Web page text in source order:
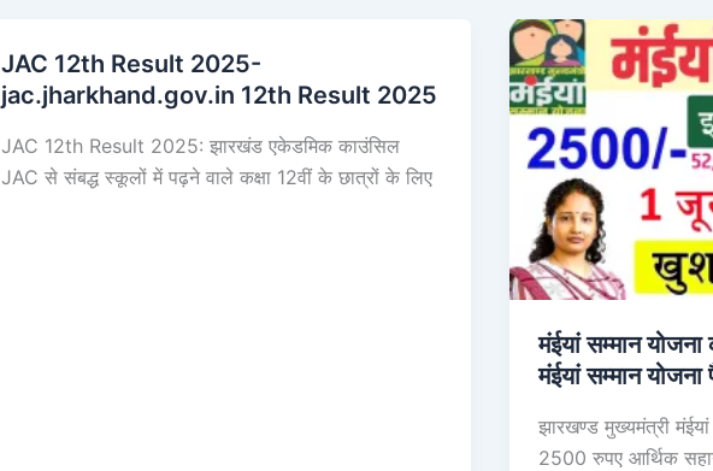
JAC 12th Result 2025-
jac.jharkhand.gov.in 12th Result 2025
JAC 12th Result 2025: झारखंड एकेडमिक काउंसिल
JAC से संबद्ध स्कूलों में पढ़ने वाले कक्षा 12वीं के छात्रों के लिए
मंईयां सम्मान
मंईयां सम्मान
झारखण्ड मुख्यमंत्री
2500 रुपए आर्थिक